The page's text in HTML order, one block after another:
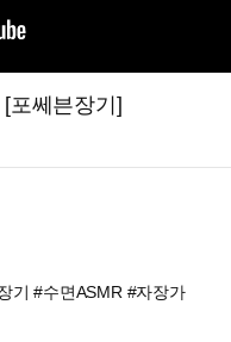
포쎄븐장기]
기 #수면ASMR #자장가